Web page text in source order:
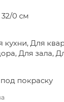
0 см
кухни, Для
Для зала,
покраску